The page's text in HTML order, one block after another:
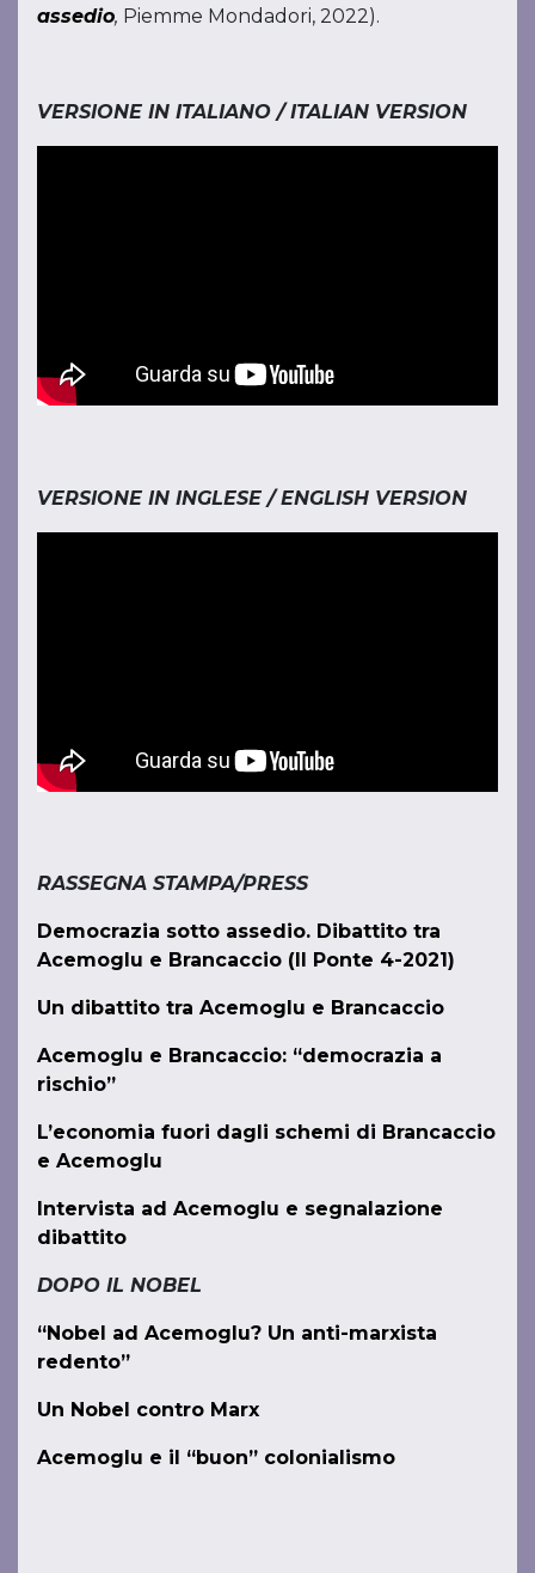
assedio, Piemme Mondadori, 2022).
VERSIONE IN ITALIANO / ITALIAN VERSION
VERSIONE IN INGLESE / ENGLISH VERSION
RASSEGNA STAMPA/PRESS
Democrazia sotto assedio. Dibattito tra
Acemoglu e Brancaccio (Il Ponte 4-2021)
Un dibattito tra Acemoglu e Brancaccio
Acemoglu e Brancaccio: “democrazia a
rischio”
L’economia fuori dagli schemi di Brancaccio
e Acemoglu
Intervista ad Acemoglu e segnalazione
dibattito
DOPO IL NOBEL
“Nobel ad Acemoglu? Un anti-marxista
redento”
Un Nobel contro Marx
Acemoglu e il “buon” colonialismo